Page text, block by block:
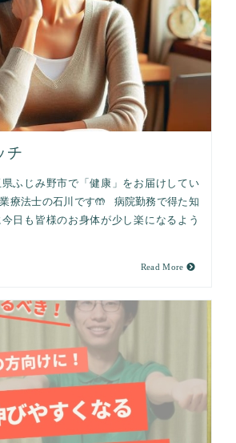
チ
ふじみ野市で「健康」をお届けしてい
療法士の石川です🤲 病院勤務で得た知
日も皆様のお身体が少し楽になるよう
Read More